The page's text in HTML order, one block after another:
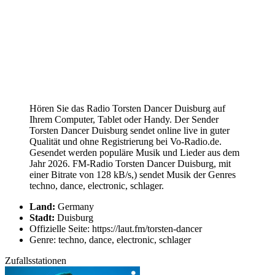
Hören Sie das Radio Torsten Dancer Duisburg auf
Ihrem Computer, Tablet oder Handy. Der Sender
Torsten Dancer Duisburg sendet online live in guter
Qualität und ohne Registrierung bei Vo-Radio.de.
Gesendet werden populäre Musik und Lieder aus dem
Jahr 2026. FM-Radio Torsten Dancer Duisburg, mit
einer Bitrate von 128 kB/s,) sendet Musik der Genres
techno, dance, electronic, schlager.
Land: Germany
Stadt: Duisburg
Offizielle Seite: https://laut.fm/torsten-dancer
Genre: techno, dance, electronic, schlager
Zufallsstationen